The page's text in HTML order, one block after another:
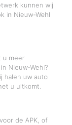
kunnen wij
in Nieuw-Wehl
u meer
Nieuw-Wehl?
halen uw auto
u uitkomt.
de APK, of